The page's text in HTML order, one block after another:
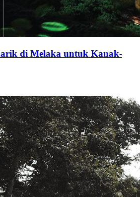
di Melaka untuk Kanak-